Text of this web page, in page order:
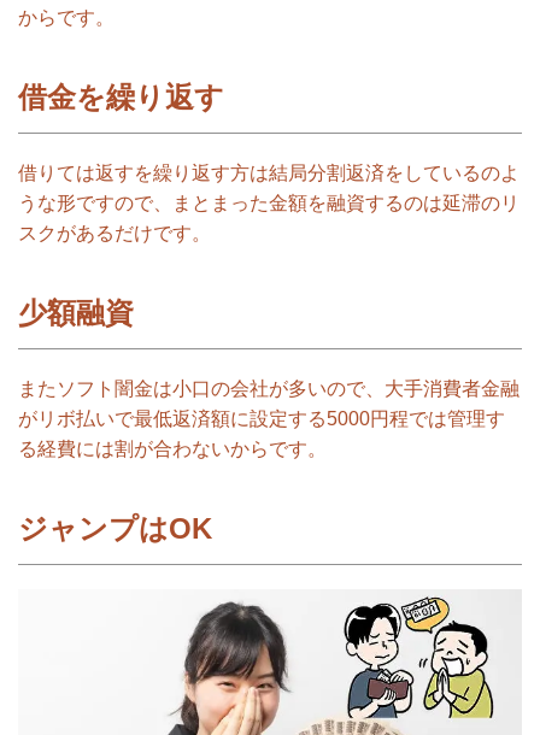
からです。
借金を繰り返す
借りては返すを繰り返す方は結局分割返済をしているのよ
うな形ですので、まとまった金額を融資するのは延滞のリ
スクがあるだけです。
少額融資
またソフト闇金は小口の会社が多いので、大手消費者金融
がリボ払いで最低返済額に設定する5000円程では管理す
る経費には割が合わないからです。
ジャンプはOK